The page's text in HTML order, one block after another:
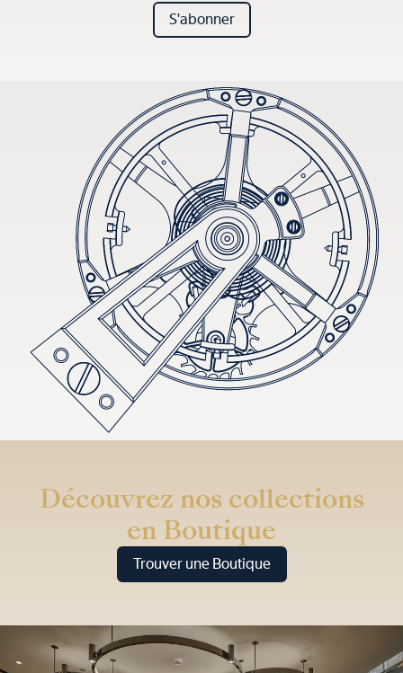
S'abonner
Découvrez nos collections
en Boutique
Trouver une Boutique